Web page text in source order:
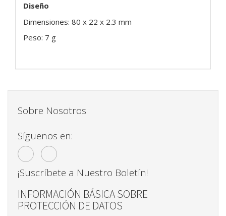
Diseño
Dimensiones: 80 x 22 x 2.3 mm
Peso: 7 g
Sobre Nosotros
Síguenos en:
¡Suscríbete a Nuestro Boletín!
INFORMACIÓN BÁSICA SOBRE
PROTECCIÓN DE DATOS